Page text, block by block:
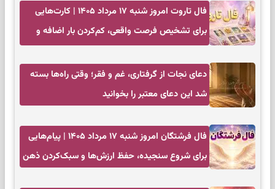
فال تاروت امروز شنبه ۱۷ مرداد ۱۴۰۵ | کارت‌هایی
برای تشخیص فرصت واقعی، کم‌کردن بار اضافه و
دعای نجات از گرفتاری، غم و فقر؛ وقتی راه‌ها بسته
شد این دعای معتبر را بخوانید
فال فرشتگان امروز شنبه ۱۷ مرداد ۱۴۰۵ | پیام‌هایی
برای شروع سنجیده، حفظ ارزش‌ها و سبک‌کردن ذهن